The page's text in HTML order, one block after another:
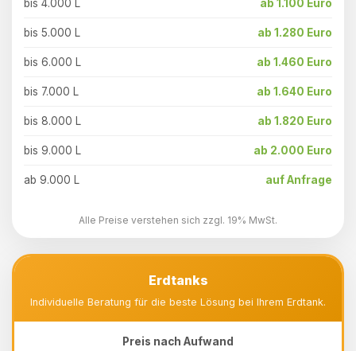
bis 4.000 L ab 1.100 Euro
bis 5.000 L ab 1.280 Euro
bis 6.000 L ab 1.460 Euro
bis 7.000 L ab 1.640 Euro
bis 8.000 L ab 1.820 Euro
bis 9.000 L ab 2.000 Euro
ab 9.000 L auf Anfrage
Alle Preise verstehen sich zzgl. 19% MwSt.
Erdtanks
Individuelle Beratung für die beste Lösung bei Ihrem Erdtank.
Preis nach Aufwand